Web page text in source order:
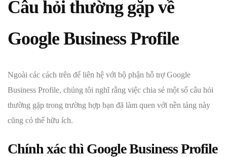
Câu hỏi thường gặp về
Google Business Profile
Ngoài các cách trên để liên hệ với bộ phận hỗ trợ Google
Business Profile, chúng tôi nghĩ rằng việc chia sẻ một số câu hỏi
thường gặp trong trường hợp bạn đã làm quen với nền tảng này
cũng có thể hữu ích.
Chính xác thì Google Business Profile